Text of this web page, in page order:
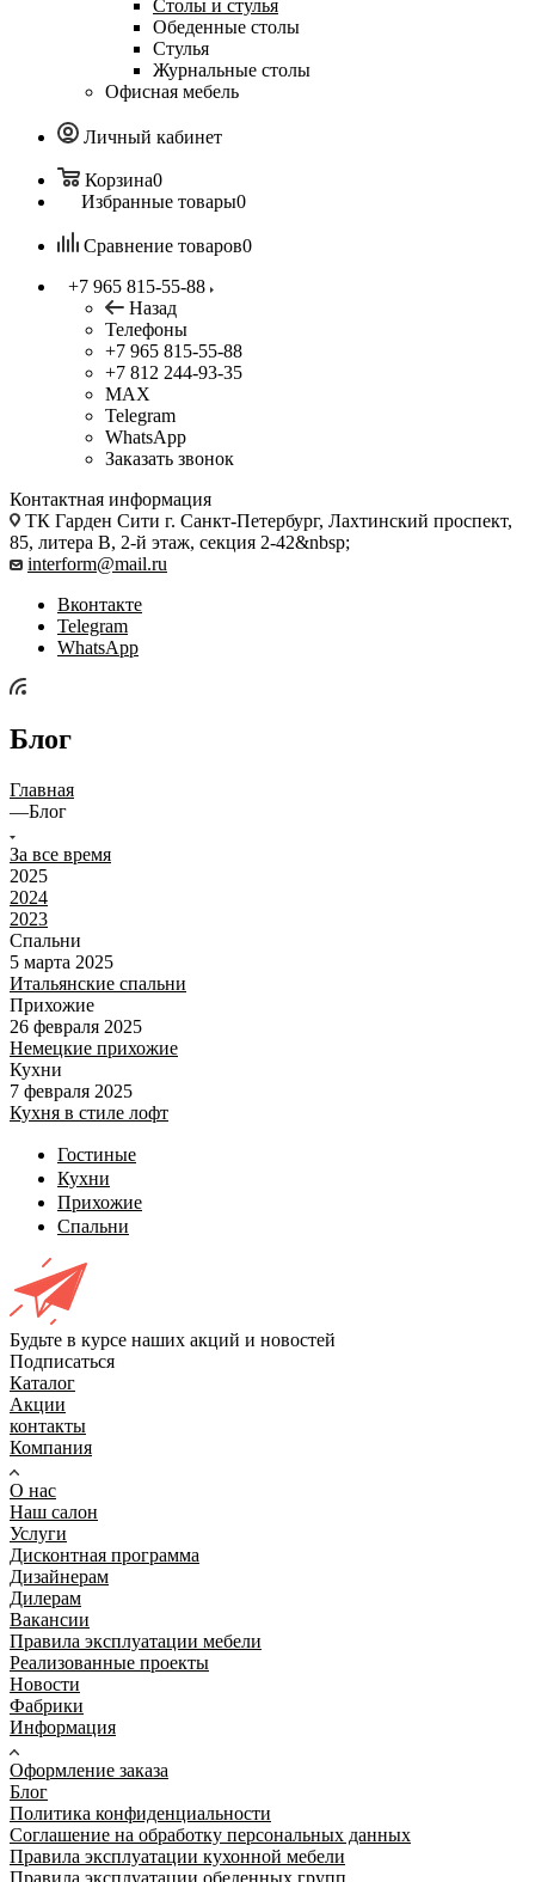
Столы и стулья
Обеденные столы
Стулья
Журнальные столы
Офисная мебель
Личный кабинет
Корзина0
Избранные товары0
Сравнение товаров0
+7 965 815-55-88
Назад
Телефоны
+7 965 815-55-88
+7 812 244-93-35
MAX
Telegram
WhatsApp
Заказать звонок
Контактная информация
ТК Гарден Сити г. Санкт-Петербург, Лахтинский проспект,
85, литера В, 2-й этаж, секция 2-42&nbsp;
interform@mail.ru
Вконтакте
Telegram
WhatsApp
Блог
Главная
—Блог
За все время
2025
2024
2023
Спальни
5 марта 2025
Итальянские спальни
Прихожие
26 февраля 2025
Немецкие прихожие
Кухни
7 февраля 2025
Кухня в стиле лофт
Гостиные
Кухни
Прихожие
Спальни
Будьте в курсе наших акций и новостей
Подписаться
Каталог
Акции
контакты
Компания
О нас
Наш салон
Услуги
Дисконтная программа
Дизайнерам
Дилерам
Вакансии
Правила эксплуатации мебели
Реализованные проекты
Новости
Фабрики
Информация
Оформление заказа
Блог
Политика конфиденциальности
Соглашение на обработку персональных данных
Правила эксплуатации кухонной мебели
Правила эксплуатации обеденных групп